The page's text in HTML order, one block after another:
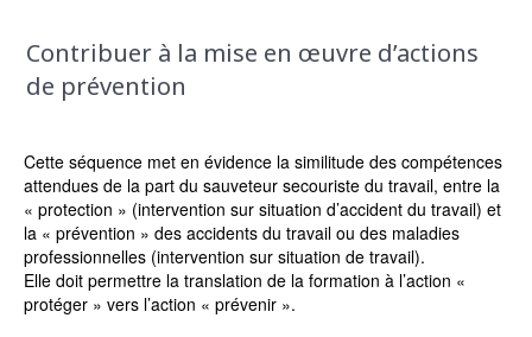
Contribuer à la mise en œuvre d’actions
de prévention
Cette séquence met en évidence la similitude des compétences
attendues de la part du sauveteur secouriste du travail, entre la
« protection » (intervention sur situation d’accident du travail) et
la « prévention » des accidents du travail ou des maladies
professionnelles (intervention sur situation de travail).
Elle doit permettre la translation de la formation à l’action «
protéger » vers l’action « prévenir ».